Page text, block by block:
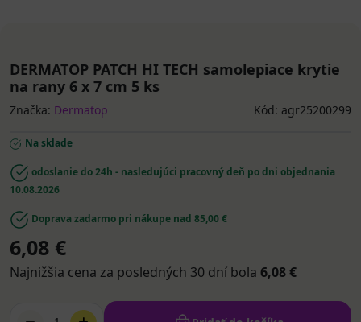
DERMATOP PATCH HI TECH samolepiace krytie
na rany 6 x 7 cm 5 ks
Značka: Dermatop Kód: agr25200299
Na sklade
odoslanie do 24h - nasledujúci pracovný deň po dni objednania
10.08.2026
Doprava zadarmo pri nákupe nad 85,00 €
6,08 €
Najnižšia cena za posledných 30 dní bola 6,08 €